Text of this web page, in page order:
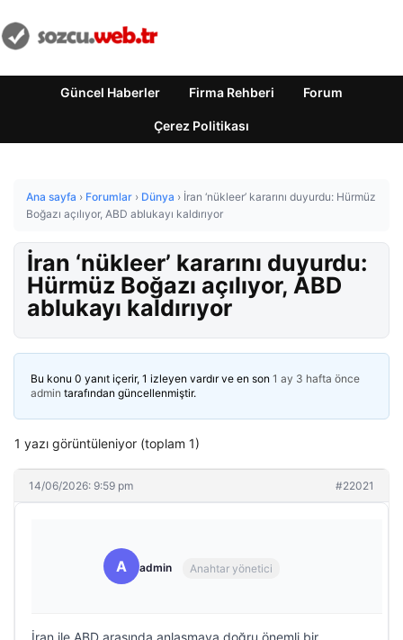
Güncel Haberler Firma Rehberi Forum
Çerez Politikası
Ana sayfa › Forumlar › Dünya › İran ‘nükleer’ kararını duyurdu: Hürmüz
Boğazı açılıyor, ABD ablukayı kaldırıyor
İran ‘nükleer’ kararını duyurdu:
Hürmüz Boğazı açılıyor, ABD
ablukayı kaldırıyor
Bu konu 0 yanıt içerir, 1 izleyen vardır ve en son 1 ay 3 hafta önce
admin tarafından güncellenmiştir.
1 yazı görüntüleniyor (toplam 1)
14/06/2026: 9:59 pm #22021
A admin Anahtar yönetici
İran ile ABD arasında anlaşmaya doğru önemli bir